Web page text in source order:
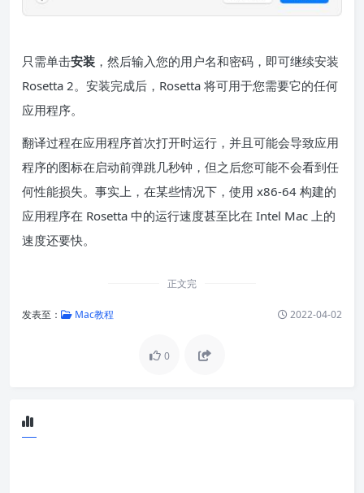
只需单击安装 ，然后输入您的用户名和密码，即可继续安装
Rosetta 2。安装完成后，Rosetta 将可用于您需要它的任何
应用程序。
翻译过程在应用程序首次打开时运行，并且可能会导致应用
程序的图标在启动前弹跳几秒钟，但之后您可能不会看到任
何性能损失。事实上，在某些情况下，使用 x86-64 构建的
应用程序在 Rosetta 中的运行速度甚至比在 Intel Mac 上的
速度还要快。
正文完
发表至： Mac教程 2022-04-02
0